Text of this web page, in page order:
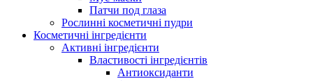
Патчи под глаза
Рослинні косметичні пудри
Косметичні інгредієнти
Активні інгредієнти
Властивості інгредієнтів
Антиоксиданти